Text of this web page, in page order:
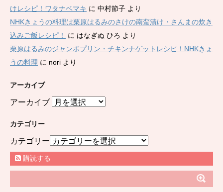
けレシピ！ワタナベマキ に 中村節子 より
NHKきょうの料理は栗原はるみのさけの南蛮漬け・さんまの炊き
込みご飯レシピ！
に はなぎぬ ひろ より
栗原はるみのジャンボプリン・チキンナゲットレシピ！NHKきょ
うの料理 に nori より
アーカイブ
アーカイブ
カテゴリー
カテゴリー
購読する